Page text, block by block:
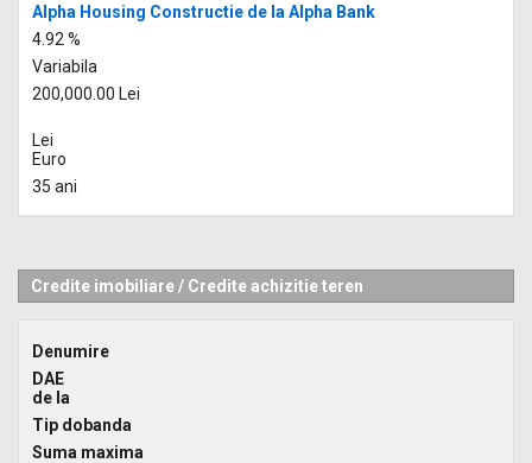
Alpha Housing Constructie de la Alpha Bank
4.92 %
Variabila
200,000.00 Lei
Lei
Euro
35 ani
Credite imobiliare/ Credite achizitie teren
Denumire
DAE
de la
Tip dobanda
Suma maxima